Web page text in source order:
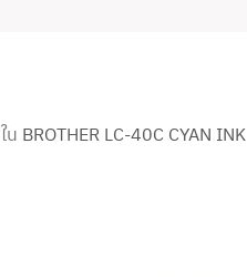
ใน BROTHER LC-40C CYAN INK